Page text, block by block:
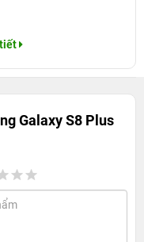
Galaxy S8 Plus